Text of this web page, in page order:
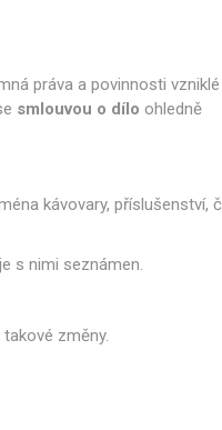
práva a povinnosti
smlouvou o dílo ohledně
kávovary, příslušenství,
s nimi seznámen.
změny.